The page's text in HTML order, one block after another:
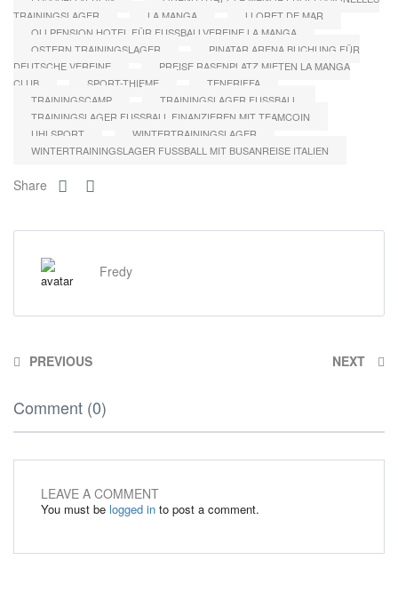
TRAININGSLAGER
LA MANGA
LLORET DE MAR
OLLPENSION HOTEL FÜR FUSSBALLVEREINE LA MANGA
OSTERN TRAININGSLAGER
PINATAR ARENA BUCHUNG FÜR
DEUTSCHE VEREINE
PREISE RASENPLATZ MIETEN LA MANGA
CLUB
SPORT-THIEME
TENERIFFA
TRAININGSCAMP
TRAININGSLAGER FUSSBALL
TRAININGSLAGER FUSSBALL FINANZIEREN MIT TEAMCOIN
UHLSPORT
WINTERTRAININGSLAGER
WINTERTRAININGSLAGER FUSSBALL MIT BUSANREISE ITALIEN
Share
Fredy
PREVIOUS NEXT
Comment (0)
LEAVE A COMMENT
You must be logged in to post a comment.